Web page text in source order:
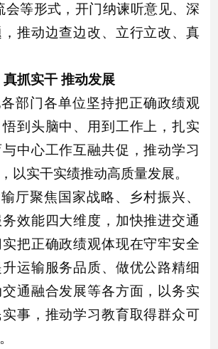
会等形式，开门纳谏听意见、深
，推动边查边改、立行立改、真
真抓实干 推动发展
部门各单位坚持把正确政绩观
到头脑中、用到工作上，扎实
中心工作互融共促，推动学习
以实干实绩推动高质量发展。
厅聚焦国家战略、乡村振兴、
效能四大维度，加快推进交通
把正确政绩观体现在守牢安全
运输服务品质、做优公路精细
通融合发展等各方面，以务实
事，推动学习教育取得群众可